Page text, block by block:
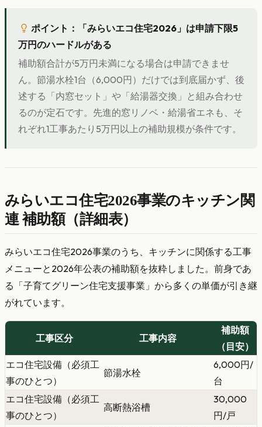
ポイント：「みらいエコ住宅2026」は申請下限5
万円のハードルがある
補助額合計が5万円未満になる場合は申請できませ
ん。節湯水栓1台（6,000円）だけでは到底届かず、後
述する「内窓セット」や「給湯器交換」と組み合わせ
るのが定石です。先進的窓リノベ・給湯省エネも、そ
れぞれ1工事あたり5万円以上の補助規模が条件です。
みらいエコ住宅2026事業のキッチン関
連 補助額（詳細表）
みらいエコ住宅2026事業のうち、キッチンに関係する工事
メニューと2026年公表の補助額を抜粋しました。前身であ
る「子育てグリーン住宅支援事業」から多くの単価が引き継
がれています。
工事区分 工事内容
補助額
（目安）
エコ住宅設備（必須工
事のひとつ）
節湯水栓
6,000円/
台
エコ住宅設備（必須工
事のひとつ）
高断熱浴槽
30,000
円/戸